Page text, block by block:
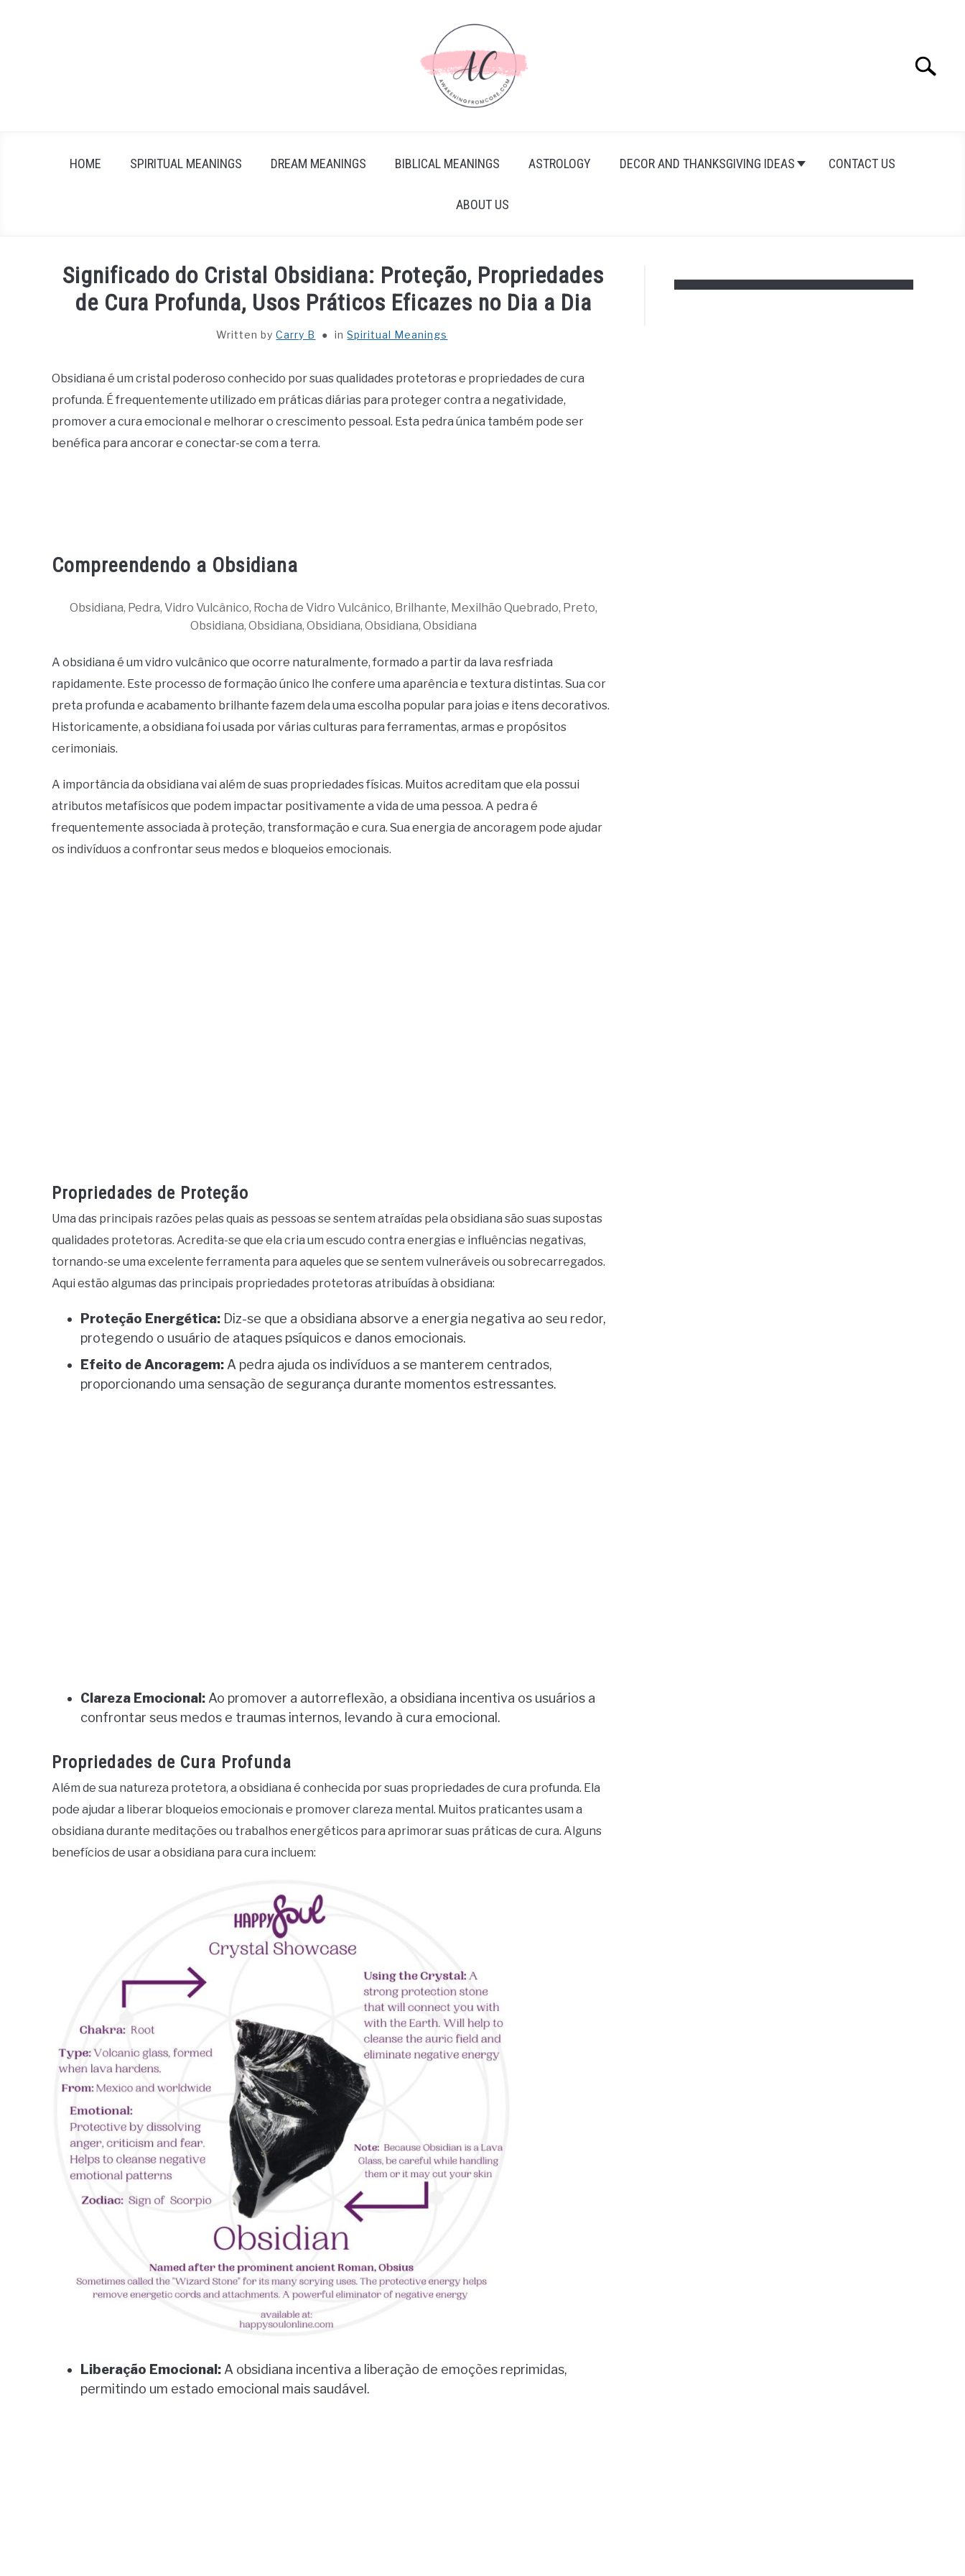
Search
HOME SPIRITUAL MEANINGS DREAM MEANINGS BIBLICAL MEANINGS ASTROLOGY DECOR AND THANKSGIVING IDEAS CONTACT US
ABOUT US
Significado do Cristal Obsidiana: Proteção, Propriedades
de Cura Profunda, Usos Práticos Eficazes no Dia a Dia
Written byCarry B inSpiritual Meanings
Obsidiana é um cristal poderoso conhecido por suas qualidades protetoras e propriedades de cura
profunda. É frequentemente utilizado em práticas diárias para proteger contra a negatividade,
promover a cura emocional e melhorar o crescimento pessoal. Esta pedra única também pode ser
benéfica para ancorar e conectar-se com a terra.
Compreendendo a Obsidiana
Obsidiana, Pedra, Vidro Vulcânico, Rocha de Vidro Vulcânico, Brilhante, Mexilhão Quebrado, Preto,
Obsidiana, Obsidiana, Obsidiana, Obsidiana, Obsidiana
A obsidiana é um vidro vulcânico que ocorre naturalmente, formado a partir da lava resfriada
rapidamente. Este processo de formação único lhe confere uma aparência e textura distintas. Sua cor
preta profunda e acabamento brilhante fazem dela uma escolha popular para joias e itens decorativos.
Historicamente, a obsidiana foi usada por várias culturas para ferramentas, armas e propósitos
cerimoniais.
A importância da obsidiana vai além de suas propriedades físicas. Muitos acreditam que ela possui
atributos metafísicos que podem impactar positivamente a vida de uma pessoa. A pedra é
frequentemente associada à proteção, transformação e cura. Sua energia de ancoragem pode ajudar
os indivíduos a confrontar seus medos e bloqueios emocionais.
Propriedades de Proteção
Uma das principais razões pelas quais as pessoas se sentem atraídas pela obsidiana são suas supostas
qualidades protetoras. Acredita-se que ela cria um escudo contra energias e influências negativas,
tornando-se uma excelente ferramenta para aqueles que se sentem vulneráveis ou sobrecarregados.
Aqui estão algumas das principais propriedades protetoras atribuídas à obsidiana:
Proteção Energética: Diz-se que a obsidiana absorve a energia negativa ao seu redor,
protegendo o usuário de ataques psíquicos e danos emocionais.
Efeito de Ancoragem: A pedra ajuda os indivíduos a se manterem centrados,
proporcionando uma sensação de segurança durante momentos estressantes.
Clareza Emocional: Ao promover a autorreflexão, a obsidiana incentiva os usuários a
confrontar seus medos e traumas internos, levando à cura emocional.
Propriedades de Cura Profunda
Além de sua natureza protetora, a obsidiana é conhecida por suas propriedades de cura profunda. Ela
pode ajudar a liberar bloqueios emocionais e promover clareza mental. Muitos praticantes usam a
obsidiana durante meditações ou trabalhos energéticos para aprimorar suas práticas de cura. Alguns
benefícios de usar a obsidiana para cura incluem:
Liberação Emocional: A obsidiana incentiva a liberação de emoções reprimidas,
permitindo um estado emocional mais saudável.